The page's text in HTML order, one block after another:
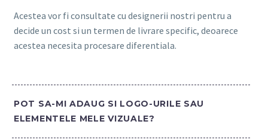
Acestea vor fi consultate cu designerii nostri pentru a
decide un cost si un termen de livrare specific, deoarece
acestea necesita procesare diferentiala.
POT SA-MI ADAUG SI LOGO-URILE SAU
ELEMENTELE MELE VIZUALE?